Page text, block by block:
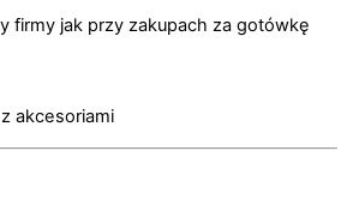
firmy jak przy zakupach za gotówkę
akcesoriami